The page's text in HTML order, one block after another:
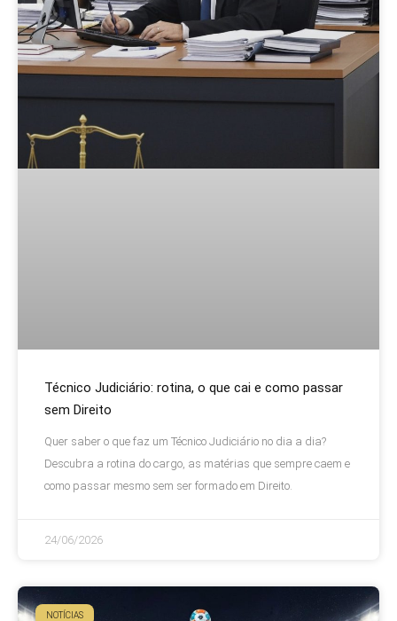
Técnico Judiciário: rotina, o que cai e como passar
sem Direito
Quer saber o que faz um Técnico Judiciário no dia a dia?
Descubra a rotina do cargo, as matérias que sempre caem e
como passar mesmo sem ser formado em Direito.
24/06/2026
NOTÍCIAS